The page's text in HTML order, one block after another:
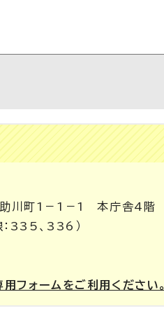
川町1－1－1 本庁舎4階
335、336）
フォームをご利用ください。